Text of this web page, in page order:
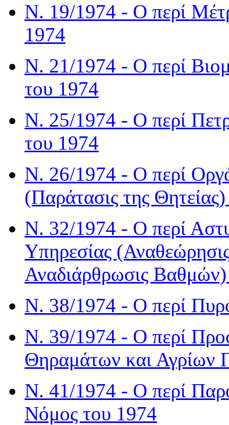
Ν. 19/1974 - Ο περί
1974
Ν. 21/1974 - Ο περί
του 1974
Ν. 25/1974 - Ο περί
του 1974
Ν. 26/1974 - Ο περί
(Παράτασις της
Ν. 32/1974 - Ο περί
Υπηρεσίας
Αναδιάρθρωσις
Ν. 38/1974 - Ο περί
Ν. 39/1974 - Ο περί
Θηραμάτων και Αγρίων
Ν. 41/1974 - Ο περί
Νόμος του 1974